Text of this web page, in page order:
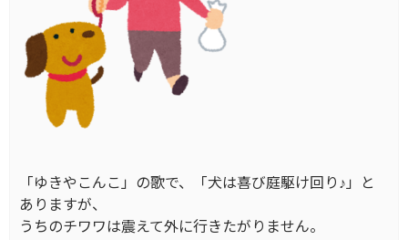
「ゆきやこんこ」の歌で、「犬は喜び庭駆け回り♪」と
ありますが、
うちのチワワは震えて外に行きたがりません。